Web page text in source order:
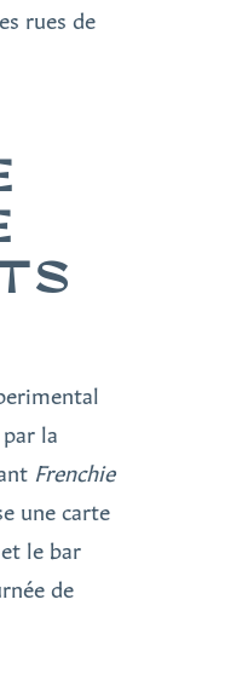
rues de
la
Frenchie
une carte
le bar
de